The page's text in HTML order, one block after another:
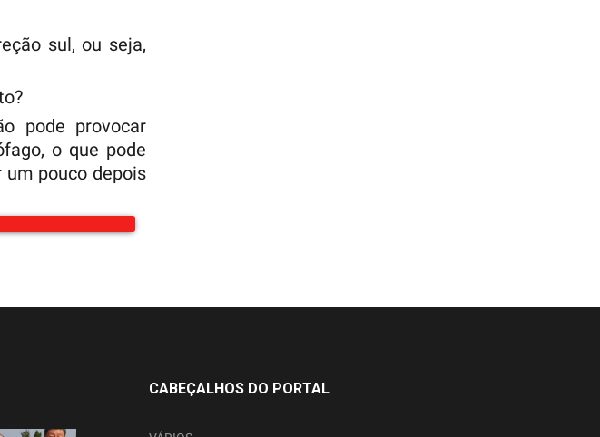
sul, ou seja,
pode provocar
o que pode
um pouco depois
CABEÇALHOS DO PORTAL